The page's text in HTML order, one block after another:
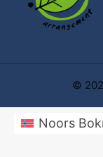
©
Noors